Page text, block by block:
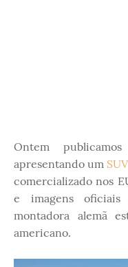
Ontem
apresentando um
comercializado nos
e imagens
montadora alemã
americano.